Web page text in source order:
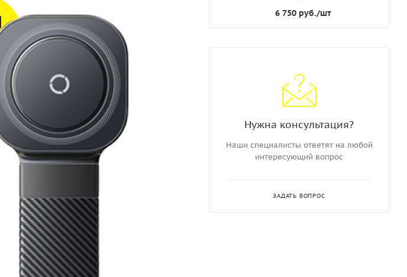
6 750 руб./шт
Нужна консультация?
Наши специалисты ответят на любой
интересующий вопрос
ЗАДАТЬ ВОПРОС